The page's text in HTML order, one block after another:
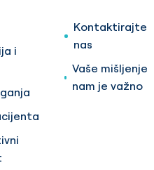
i
Kontaktirajte
nas
Vaše mišljenje
nam je važno